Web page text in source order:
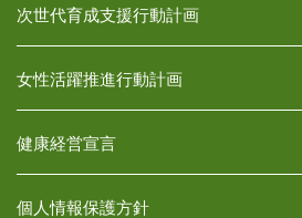
次世代育成支援行動計画
女性活躍推進行動計画
健康経営宣言
個人情報保護方針